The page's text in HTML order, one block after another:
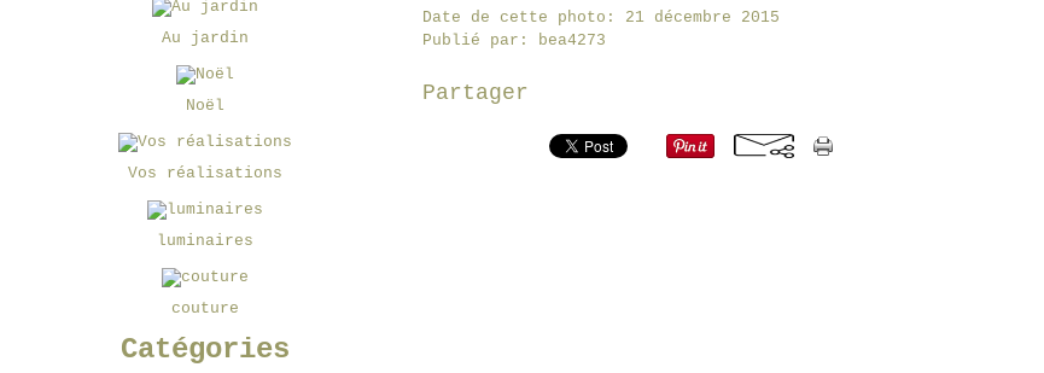
Au jardin
Noël
Vos réalisations
luminaires
couture
Catégories
Date de cette photo: 21 décembre 2015
Publié par: bea4273
Partager